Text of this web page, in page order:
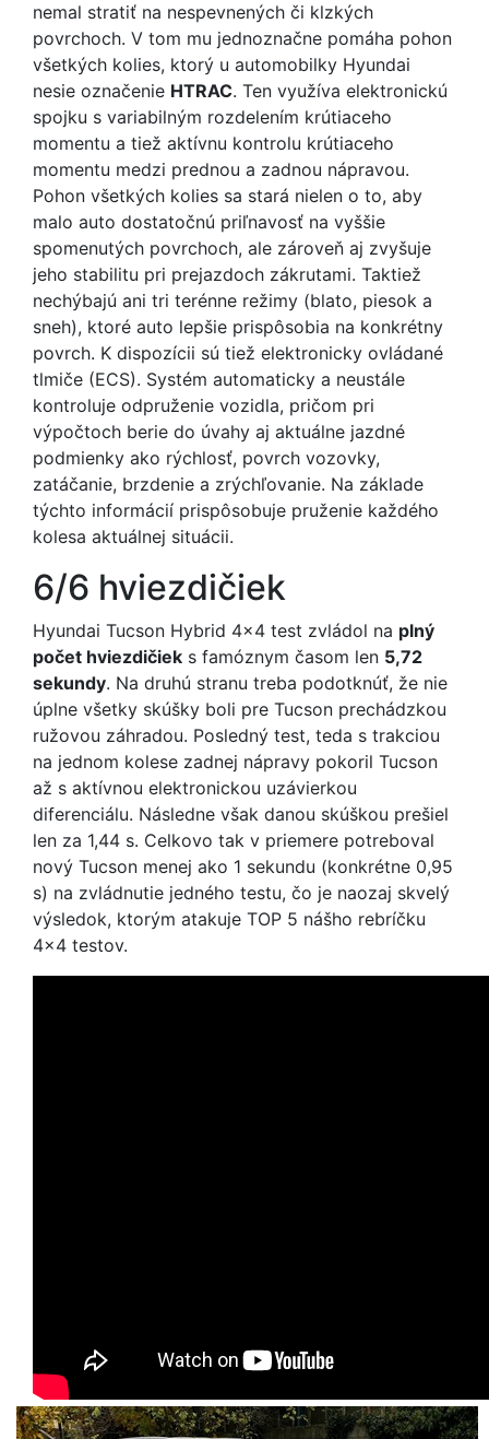
nemal stratiť na nespevnených či klzkých
povrchoch. V tom mu jednoznačne pomáha pohon
všetkých kolies, ktorý u automobilky Hyundai
nesie označenie HTRAC. Ten využíva elektronickú
spojku s variabilným rozdelením krútiaceho
momentu a tiež aktívnu kontrolu krútiaceho
momentu medzi prednou a zadnou nápravou.
Pohon všetkých kolies sa stará nielen o to, aby
malo auto dostatočnú priľnavosť na vyššie
spomenutých povrchoch, ale zároveň aj zvyšuje
jeho stabilitu pri prejazdoch zákrutami. Taktiež
nechýbajú ani tri terénne režimy (blato, piesok a
sneh), ktoré auto lepšie prispôsobia na konkrétny
povrch. K dispozícii sú tiež elektronicky ovládané
tlmiče (ECS). Systém automaticky a neustále
kontroluje odpruženie vozidla, pričom pri
výpočtoch berie do úvahy aj aktuálne jazdné
podmienky ako rýchlosť, povrch vozovky,
zatáčanie, brzdenie a zrýchľovanie. Na základe
týchto informácií prispôsobuje pruženie každého
kolesa aktuálnej situácii.
6/6 hviezdičiek
Hyundai Tucson Hybrid 4x4 test zvládol na plný
počet hviezdičiek s famóznym časom len 5,72
sekundy. Na druhú stranu treba podotknúť, že nie
úplne všetky skúšky boli pre Tucson prechádzkou
ružovou záhradou. Posledný test, teda s trakciou
na jednom kolese zadnej nápravy pokoril Tucson
až s aktívnou elektronickou uzávierkou
diferenciálu. Následne však danou skúškou prešiel
len za 1,44 s. Celkovo tak v priemere potreboval
nový Tucson menej ako 1 sekundu (konkrétne 0,95
s) na zvládnutie jedného testu, čo je naozaj skvelý
výsledok, ktorým atakuje TOP 5 nášho rebríčku
4x4 testov.